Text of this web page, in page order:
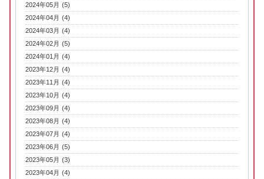
2024年05月 (5)
2024年04月 (4)
2024年03月 (4)
2024年02月 (5)
2024年01月 (4)
2023年12月 (4)
2023年11月 (4)
2023年10月 (4)
2023年09月 (4)
2023年08月 (4)
2023年07月 (4)
2023年06月 (5)
2023年05月 (3)
2023年04月 (4)